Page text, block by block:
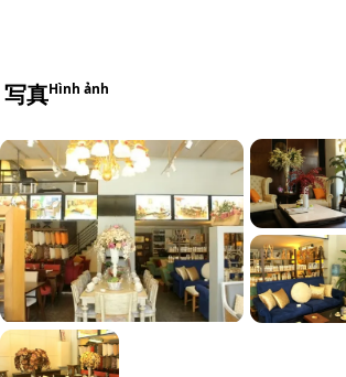
写真Hình ảnh